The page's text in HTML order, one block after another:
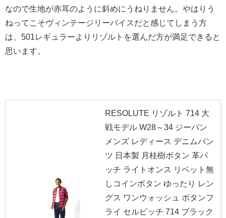
なので生地が赤耳のように斜めにうねりません。やはりう
ねってこそヴィンテージリーバイスだと感じてしまう方
は、501レギュラーよりリゾルトを選んだ方が満足できると
思います。
RESOLUTE リゾルト 714 大
戦モデル W28～34 ジーパン
メンズ レディース デニムパン
ツ 日本製 月桂樹ボタン 革パ
ッチ ライトオンス リベット無
しコインボタン ゆったり レン
グス ワンウォッシュ ボタンフ
ライ セルビッチ 714 ブラック